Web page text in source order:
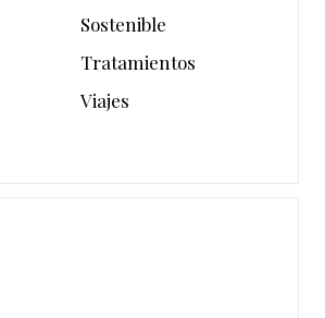
Sostenible
Tratamientos
Viajes